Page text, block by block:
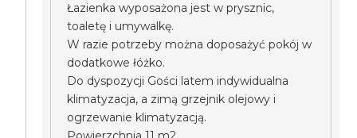
Łazienka wyposażona jest w prysznic,
toaletę i umywalkę.
W razie potrzeby można doposażyć pokój w
dodatkowe łóżko.
Do dyspozycji Gości latem indywidualna
klimatyzacja, a zimą grzejnik olejowy i
ogrzewanie klimatyzacją.